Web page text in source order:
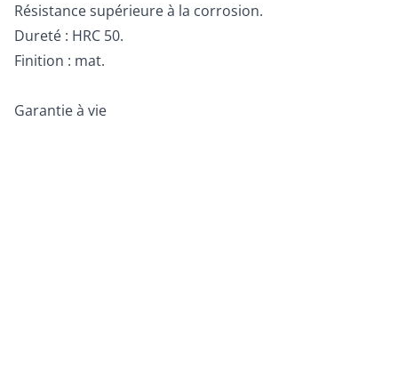
Résistance supérieure à la corrosion.
Dureté : HRC 50.
Finition : mat.
Garantie à vie